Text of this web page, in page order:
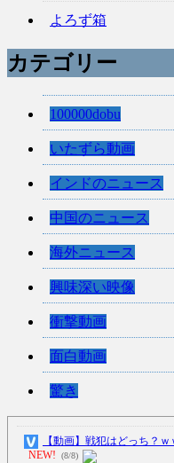
よろず箱
カテゴリー
100000dobu
いたずら動画
インドのニュース
中国のニュース
海外ニュース
興味深い映像
衝撃動画
面白動画
驚き
【動画】戦犯はどっち？
NEW!
(8/8)